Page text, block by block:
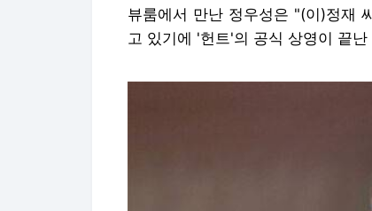
뷰룸에서 만난 정우성은 "(이)정재
고 있기에 '헌트'의 공식 상영이 끝